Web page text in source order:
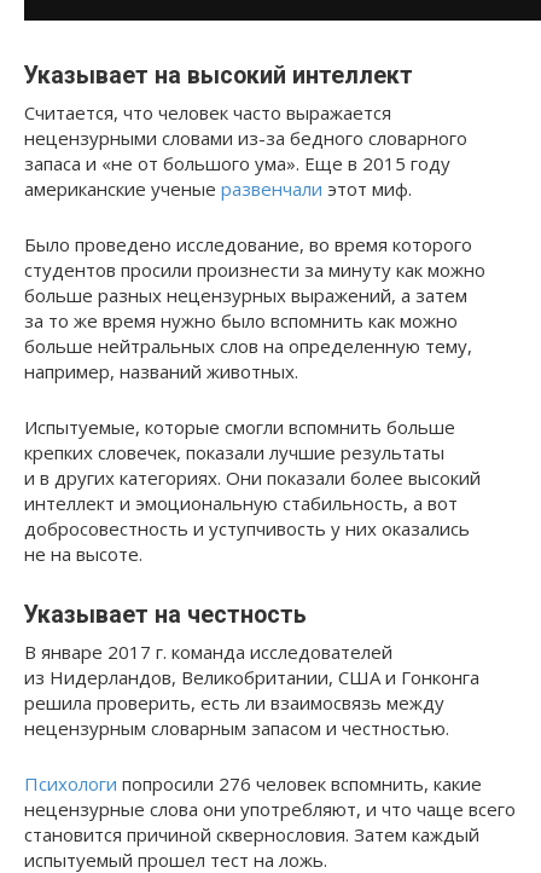
Указывает на высокий интеллект
Считается, что человек часто выражается
нецензурными словами из-за бедного словарного
запаса и «не от большого ума». Еще в 2015 году
американские ученые развенчали этот миф.
Было проведено исследование, во время которого
студентов просили произнести за минуту как можно
больше разных нецензурных выражений, а затем
за то же время нужно было вспомнить как можно
больше нейтральных слов на определенную тему,
например, названий животных.
Испытуемые, которые смогли вспомнить больше
крепких словечек, показали лучшие результаты
и в других категориях. Они показали более высокий
интеллект и эмоциональную стабильность, а вот
добросовестность и уступчивость у них оказались
не на высоте.
Указывает на честность
В январе 2017 г. команда исследователей
из Нидерландов, Великобритании, США и Гонконга
решила проверить, есть ли взаимосвязь между
нецензурным словарным запасом и честностью.
Психологи попросили 276 человек вспомнить, какие
нецензурные слова они употребляют, и что чаще всего
становится причиной сквернословия. Затем каждый
испытуемый прошел тест на ложь.